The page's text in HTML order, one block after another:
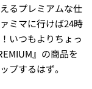
るプレミアムな仕
ミマに行けば24時
いつもよりちょっ
』の商品を
プするはず。